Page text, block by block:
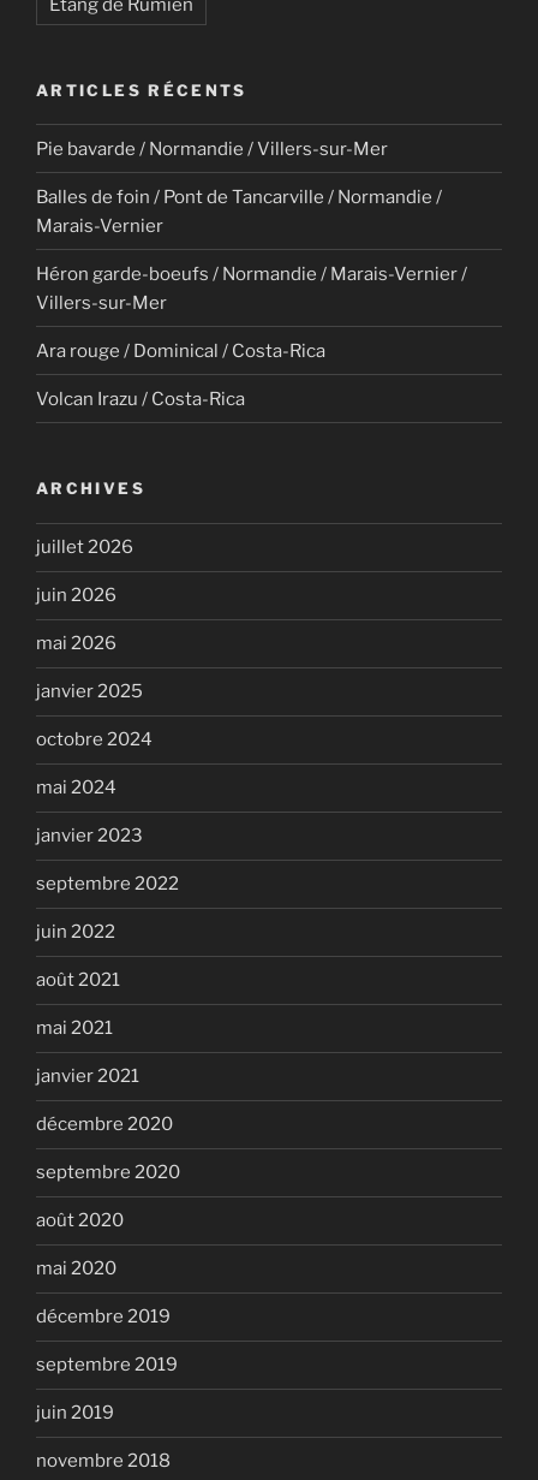
Étang de Rumien
ARTICLES RÉCENTS
Pie bavarde / Normandie / Villers-sur-Mer
Balles de foin / Pont de Tancarville / Normandie /
Marais-Vernier
Héron garde-boeufs / Normandie / Marais-Vernier /
Villers-sur-Mer
Ara rouge / Dominical / Costa-Rica
Volcan Irazu / Costa-Rica
ARCHIVES
juillet 2026
juin 2026
mai 2026
janvier 2025
octobre 2024
mai 2024
janvier 2023
septembre 2022
juin 2022
août 2021
mai 2021
janvier 2021
décembre 2020
septembre 2020
août 2020
mai 2020
décembre 2019
septembre 2019
juin 2019
novembre 2018